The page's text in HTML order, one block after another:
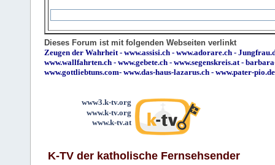
Dieses Forum ist mit folgenden Webseiten verlinkt
Zeugen der Wahrheit- www.assisi.ch - www.adorare.ch -
www.wallfahrten.ch - www.gebete.ch - www.segenskreis.at-
www.gottliebtuns.com- www.das-haus-lazarus.ch - www.pater-pio.de
www3.k-tv.org
www.k-tv.org
www.k-tv.at
K-TV der katholische Fernsehsender